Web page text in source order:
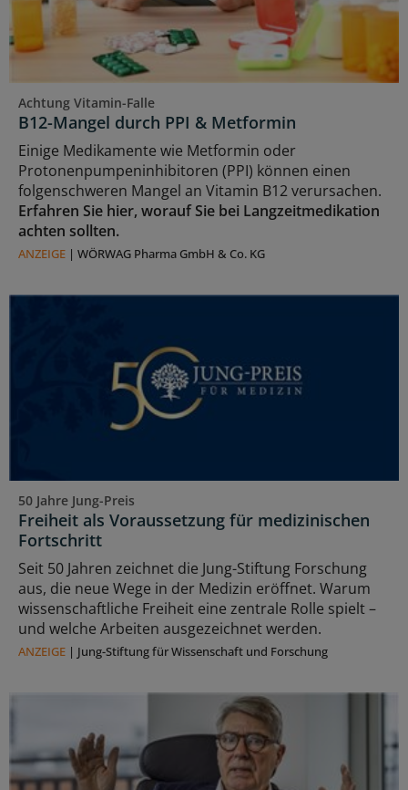
Achtung Vitamin-Falle
B12-Mangel durch PPI & Metformin
Einige Medikamente wie Metformin oder
Protonenpumpeninhibitoren (PPI) können einen
folgenschweren Mangel an Vitamin B12 verursachen.
Erfahren Sie hier, worauf Sie bei Langzeitmedikation
achten sollten.
ANZEIGE | WÖRWAG Pharma GmbH & Co. KG
50 Jahre Jung-Preis
Freiheit als Voraussetzung für medizinischen
Fortschritt
Seit 50 Jahren zeichnet die Jung-Stiftung Forschung
aus, die neue Wege in der Medizin eröffnet. Warum
wissenschaftliche Freiheit eine zentrale Rolle spielt –
und welche Arbeiten ausgezeichnet werden.
ANZEIGE | Jung-Stiftung für Wissenschaft und Forschung